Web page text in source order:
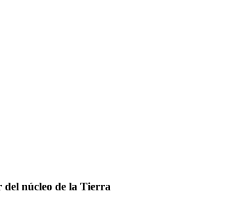
del núcleo de la Tierra